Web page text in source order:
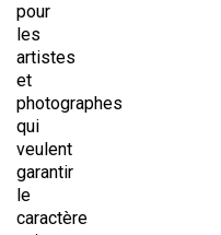
pour
les
artistes
et
photographes
qui
veulent
garantir
le
caractère